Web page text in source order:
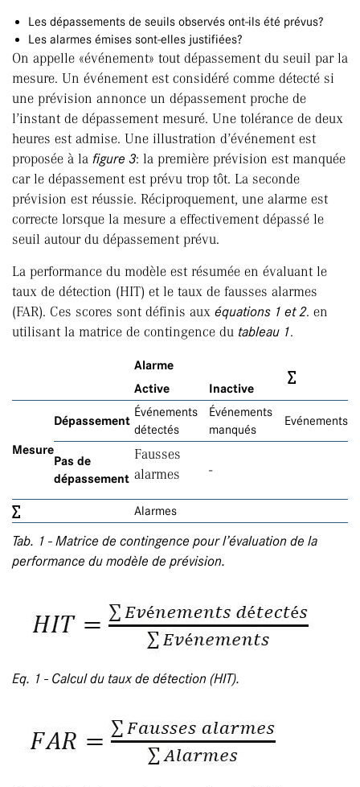
Les dépassements de seuils observés ont-ils été prévus?
Les alarmes émises sont-elles justifiées?
On appelle «événement» tout dépassement du seuil par la
mesure. Un événement est considéré comme détecté si
une prévision annonce un dépassement proche de
l’instant de dépassement mesuré. Une tolérance de deux
heures est admise. Une illustration d’événement est
proposée à la figure 3: la première prévision est manquée
car le dépassement est prévu trop tôt. La seconde
prévision est réussie. Réciproquement, une alarme est
correcte lorsque la mesure a effectivement dépassé le
seuil autour du dépassement prévu.
La performance du modèle est résumée en évaluant le
taux de détection (HIT) et le taux de fausses alarmes
(FAR). Ces scores sont définis aux équations 1 et 2. en
utilisant la matrice de contingence du tableau 1.
Alarme
∑
Active
Inactive
Mesure
Dépassement
Événements
détectés
Événements
manqués
Evénements
Pas de
dépassement
Fausses
alarmes
-
∑ Alarmes
Tab. 1 - Matrice de contingence pour l’évaluation de la
performance du modèle de prévision.
Eq. 1 - Calcul du taux de détection (HIT).